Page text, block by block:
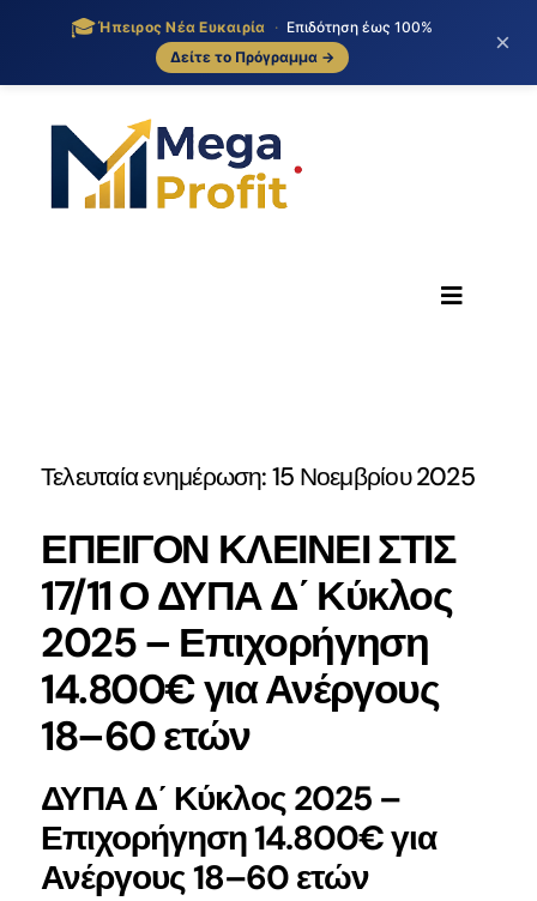
🎓Ήπειρος Νέα Ευκαιρία · Επιδότηση έως 100%
Δείτε το Πρόγραμμα →
×
content
Toggle
ΟΙ ΥΠΗΡΕΣΙΕΣ ΜΑΣ
BLOG
ΕΠΙΚΟΙΝΩΝΙΑ
Τελευταία ενημέρωση: 15 Νοεμβρίου 2025
ΕΠΕΙΓΟΝ ΚΛΕΙΝΕΙ ΣΤΙΣ
17/11 Ο ΔΥΠΑ Δ΄ Κύκλος
2025 – Επιχορήγηση
14.800€ για Ανέργους
18–60 ετών
ΔΥΠΑ Δ΄ Κύκλος 2025 –
Επιχορήγηση 14.800€ για
Ανέργους 18–60 ετών